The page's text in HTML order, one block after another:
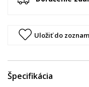
Uložiť do
Špecifikácia